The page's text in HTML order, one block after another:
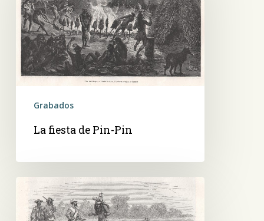
Pin-
Pin
Grabados
La fiesta de Pin-Pin
entrevista
con